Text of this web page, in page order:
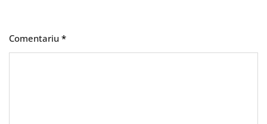
Comentariu *